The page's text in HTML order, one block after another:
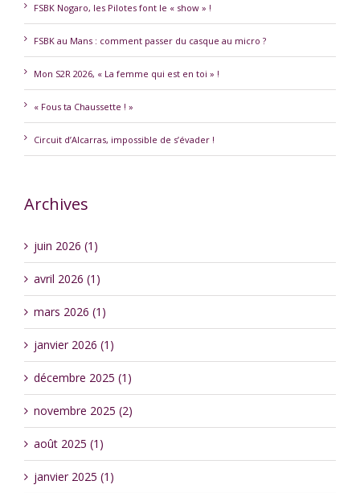
FSBK Nogaro, les Pilotes font le « show » !
FSBK au Mans : comment passer du casque au micro ?
Mon S2R 2026, « La femme qui est en toi » !
« Fous ta Chaussette ! »
Circuit d’Alcarras, impossible de s’évader !
Archives
juin 2026 (1)
avril 2026 (1)
mars 2026 (1)
janvier 2026 (1)
décembre 2025 (1)
novembre 2025 (2)
août 2025 (1)
janvier 2025 (1)